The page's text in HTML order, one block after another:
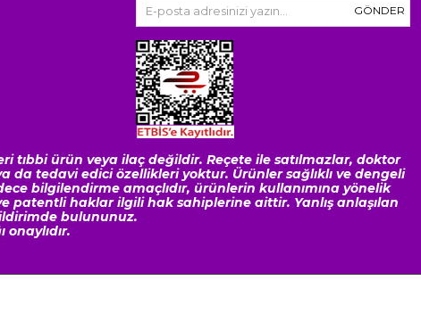
GÖNDER
tıbbi ürün veya ilaç değildir. Reçete ile satılmazlar, doktor
da tedavi edici özellikleri yoktur. Ürünler sağlıklı ve dengeli
bilgilendirme amaçlıdır, ürünlerin kullanımına yönelik
patentli haklar ilgili hak sahiplerine aittir. Yanlış anlaşılan
bulununuz.